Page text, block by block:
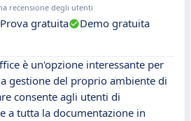
recensione degli utenti
Prova gratuita
Demo gratuita
è un'opzione interessante per
gestione del proprio ambiente di
consente agli utenti di
a tutta la documentazione in